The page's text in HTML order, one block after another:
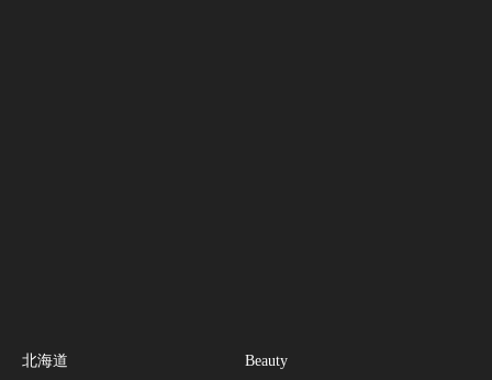
北海道 Beauty